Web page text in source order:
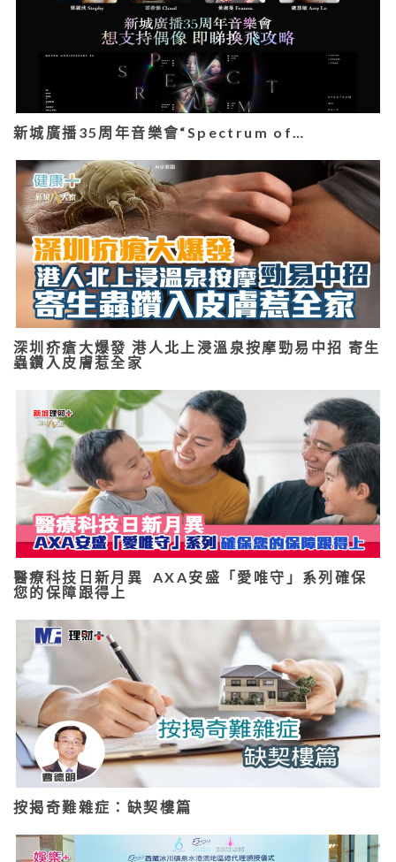
新城廣播35周年音樂會“Spectrum of…
深圳疥瘡大爆發 港人北上浸溫泉按摩勁易中招 寄生
蟲鑽入皮膚惹全家
醫療科技日新月異 AXA安盛「愛唯守」系列確保
您的保障跟得上
按揭奇難雜症：缺契樓篇